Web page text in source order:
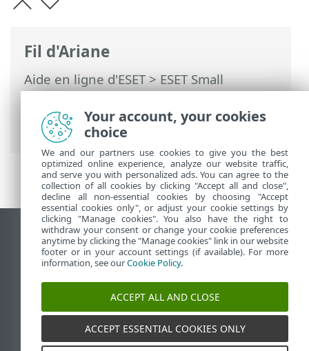
Fil d'Ariane
Aide en ligne d'ESET>ESET Small
Business Security>ESET Small Business
Security > Configuration minimale
requise
Afficher le site pour ordinateur de bureau
End of Life
Base de connaissances ESET
ESET Status Portal
Assistance régionale
Your account, your cookies
choice
We and our partners use cookies to give you the best
optimized online experience, analyze our website traffic,
and serve you with personalized ads. You can agree to the
collection of all cookies by clicking "Accept all and close",
decline all non-essential cookies by choosing "Accept
essential cookies only", or adjust your cookie settings by
clicking "Manage cookies". You also have the right to
withdraw your consent or change your cookie preferences
anytime by clicking the "Manage cookies" link in our website
footer or in your account settings (if available). For more
information, see ourCookie Policy.
ACCEPT ALL AND CLOSE
ACCEPT ESSENTIAL COOKIES ONLY